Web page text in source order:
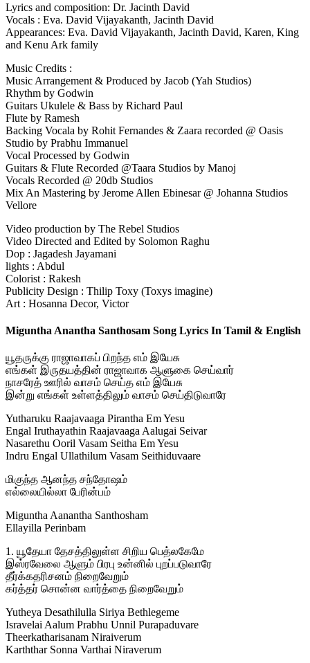
Lyrics and composition: Dr. Jacinth David
Vocals : Eva. David Vijayakanth, Jacinth David
Appearances: Eva. David Vijayakanth, Jacinth David, Karen, King
and Kenu Ark family
Music Credits :
Music Arrangement & Produced by Jacob (Yah Studios)
Rhythm by Godwin
Guitars Ukulele & Bass by Richard Paul
Flute by Ramesh
Backing Vocala by Rohit Fernandes & Zaara recorded @ Oasis
Studio by Prabhu Immanuel
Vocal Processed by Godwin
Guitars & Flute Recorded @Taara Studios by Manoj
Vocals Recorded @ 20db Studios
Mix An Mastering by Jerome Allen Ebinesar @ Johanna Studios
Vellore
Video production by The Rebel Studios
Video Directed and Edited by Solomon Raghu
Dop : Jagadesh Jayamani
lights : Abdul
Colorist : Rakesh
Publicity Design : Thilip Toxy (Toxys imagine)
Art : Hosanna Decor, Victor
Miguntha Anantha Santhosam Song Lyrics In Tamil & English
யூதருக்கு ராஜாவாகப் பிறந்த எம் இயேசு
எங்கள் இருதயத்தின் ராஜாவாக ஆளுகை செய்வார்
நாசரேத் ஊரில் வாசம் செய்த எம் இயேசு
இன்று எங்கள் உள்ளத்திலும் வாசம் செய்திடுவாரே
Yutharuku Raajavaaga Pirantha Em Yesu
Engal Iruthayathin Raajavaaga Aalugai Seivar
Nasarethu Ooril Vasam Seitha Em Yesu
Indru Engal Ullathilum Vasam Seithiduvaare
மிகுந்த ஆனந்த சந்தோஷம்
எல்லையில்லா பேரின்பம்
Miguntha Aanantha Santhosham
Ellayilla Perinbam
1. யூதேயா தேசத்திலுள்ள சிறிய பெத்லகேமே
இஸ்ரவேலை ஆளும் பிரபு உன்னில் புறப்படுவாரே
தீர்க்கதரிசனம் நிறைவேறும்
கர்த்தர் சொன்ன வார்த்தை நிறைவேறும்
Yutheya Desathilulla Siriya Bethlegeme
Isravelai Aalum Prabhu Unnil Purapaduvare
Theerkatharisanam Niraiverum
Karththar Sonna Varthai Niraverum